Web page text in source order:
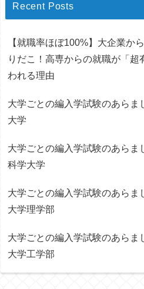
Recent Posts
【就職率ほぼ100%】大企業か
りだこ！高専からの就職が「超
われる理由
大学ごとの編入学試験のあら
大学
大学ごとの編入学試験のあら
科学大学
大学ごとの編入学試験のあら
大学理学部
大学ごとの編入学試験のあら
大学工学部